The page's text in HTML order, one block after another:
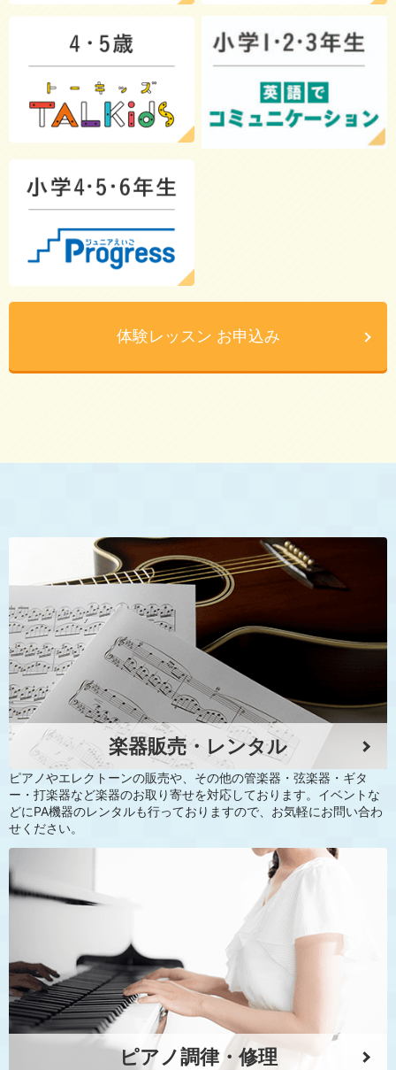
体験レッスン お申込み
楽器販売・レンタル
ピアノやエレクトーンの販売や、その他の管楽器・弦楽器・ギタ
ー・打楽器など楽器のお取り寄せを対応しております。イベントな
どにPA機器のレンタルも行っておりますので、お気軽にお問い合わ
せください。
ピアノ調律・修理